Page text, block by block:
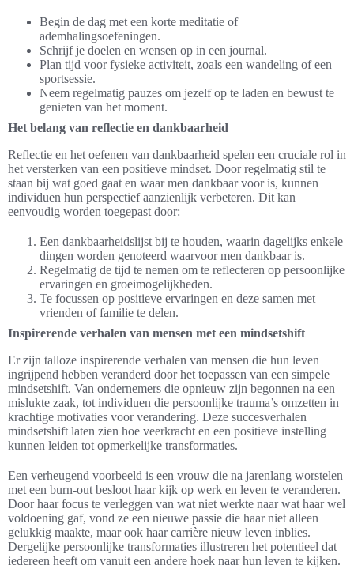
Begin de dag met een korte meditatie of
ademhalingsoefeningen.
Schrijf je doelen en wensen op in een journal.
Plan tijd voor fysieke activiteit, zoals een wandeling of een
sportsessie.
Neem regelmatig pauzes om jezelf op te laden en bewust te
genieten van het moment.
Het belang van reflectie en dankbaarheid
Reflectie en het oefenen van dankbaarheid spelen een cruciale rol in
het versterken van een positieve mindset. Door regelmatig stil te
staan bij wat goed gaat en waar men dankbaar voor is, kunnen
individuen hun perspectief aanzienlijk verbeteren. Dit kan
eenvoudig worden toegepast door:
Een dankbaarheidslijst bij te houden, waarin dagelijks enkele
dingen worden genoteerd waarvoor men dankbaar is.
Regelmatig de tijd te nemen om te reflecteren op persoonlijke
ervaringen en groeimogelijkheden.
Te focussen op positieve ervaringen en deze samen met
vrienden of familie te delen.
Inspirerende verhalen van mensen met een mindsetshift
Er zijn talloze inspirerende verhalen van mensen die hun leven
ingrijpend hebben veranderd door het toepassen van een simpele
mindsetshift. Van ondernemers die opnieuw zijn begonnen na een
mislukte zaak, tot individuen die persoonlijke trauma’s omzetten in
krachtige motivaties voor verandering. Deze succesverhalen
mindsetshift laten zien hoe veerkracht en een positieve instelling
kunnen leiden tot opmerkelijke transformaties.
Een verheugend voorbeeld is een vrouw die na jarenlang worstelen
met een burn-out besloot haar kijk op werk en leven te veranderen.
Door haar focus te verleggen van wat niet werkte naar wat haar wel
voldoening gaf, vond ze een nieuwe passie die haar niet alleen
gelukkig maakte, maar ook haar carrière nieuw leven inblies.
Dergelijke persoonlijke transformaties illustreren het potentieel dat
iedereen heeft om vanuit een andere hoek naar hun leven te kijken.